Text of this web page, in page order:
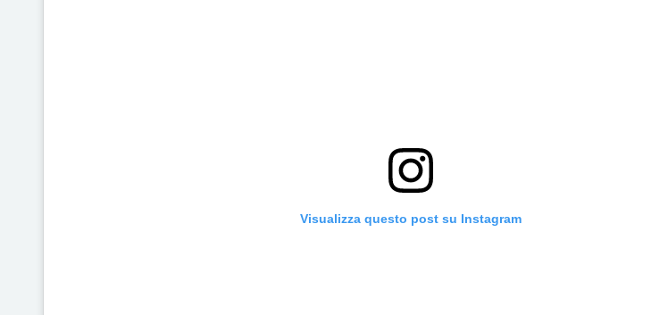
Visualizza questo post su Instagram